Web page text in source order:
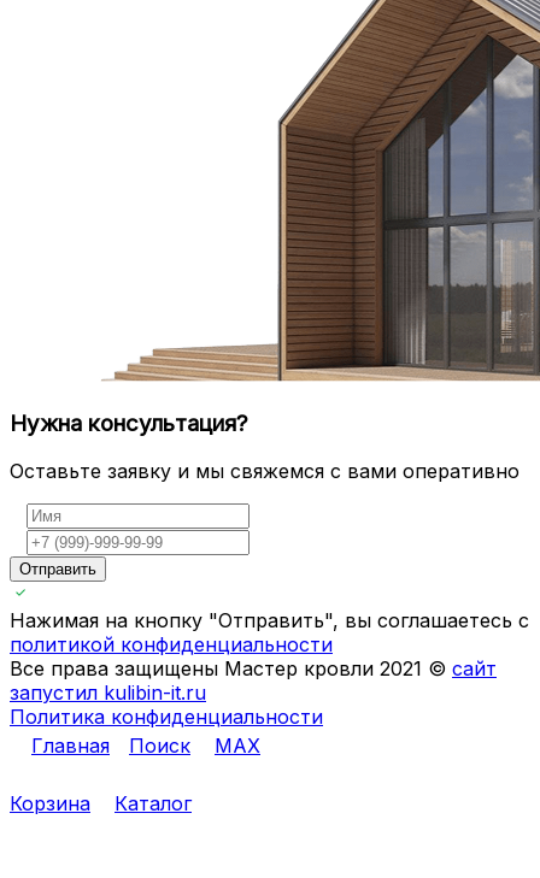
Нужна консультация?
Оставьте заявку и мы свяжемся с вами оперативно
Отправить
Нажимая на кнопку "Отправить", вы соглашаетесь с
политикой конфиденциальности
Все права защищены Мастер кровли 2021 © сайт
запустил kulibin-it.ru
Политика конфиденциальности
Главная
Поиск MAX
Корзина Каталог